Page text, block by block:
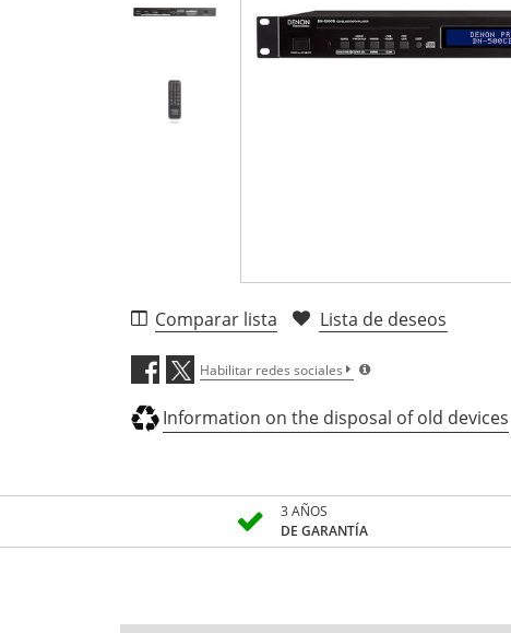
Comparar lista Lista de deseos
Habilitar redes sociales
Information on the disposal of old devices
3 AÑOS
DE GARANTÍA